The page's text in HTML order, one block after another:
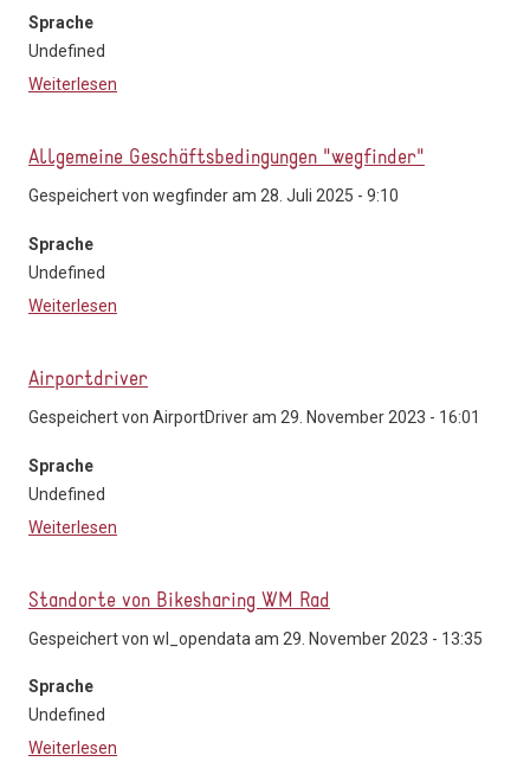
Sprache
Undefined
Weiterlesen
Allgemeine Geschäftsbedingungen "wegfinder"
Gespeichert von wegfinderam 28. Juli 2025 - 9:10
Sprache
Undefined
Weiterlesen
Airportdriver
Gespeichert von AirportDriveram 29. November 2023 - 16:01
Sprache
Undefined
Weiterlesen
Standorte von Bikesharing WM Rad
Gespeichert von wl_opendata am 29. November 2023 - 13:35
Sprache
Undefined
Weiterlesen